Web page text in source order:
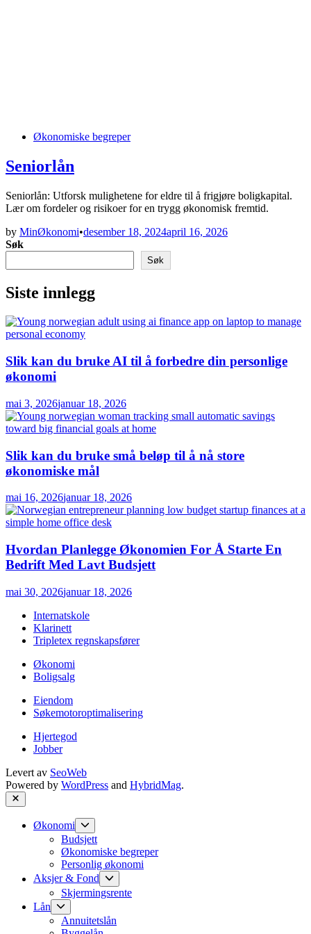
PostedØkonomiske begreper
Seniorlån
Seniorlån: Utforsk mulighetene for eldre til å frigjøre boligkapital.
Lær om fordeler og risikoer for en trygg økonomisk fremtid.
by MinØkonomi•desember 18, 2024april 16, 2026
Søk
Søk
Siste innlegg
Slik kan du bruke AI til å forbedre din personlige
økonomi
mai 3, 2026januar 18, 2026
Slik kan du bruke små beløp til å nå store
økonomiske mål
mai 16, 2026januar 18, 2026
Hvordan Planlegge Økonomien For Å Starte En
Bedrift Med Lavt Budsjett
mai 30, 2026januar 18, 2026
Internatskole
Klarinett
Tripletex regnskapsfører
Økonomi
Boligsalg
Eiendom
Søkemotoroptimalisering
Hjertegod
Jobber
Levert av SeoWeb
Powered by WordPress and HybridMag.
Close
Økonomi
sub
menu
Budsjett
Økonomiske begreper
Personlig økonomi
Aksjer & Fond
Show
sub
menu
Skjermingsrente
Lån
sub
menu
Annuitetslån